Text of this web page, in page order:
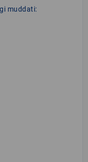
muddati: